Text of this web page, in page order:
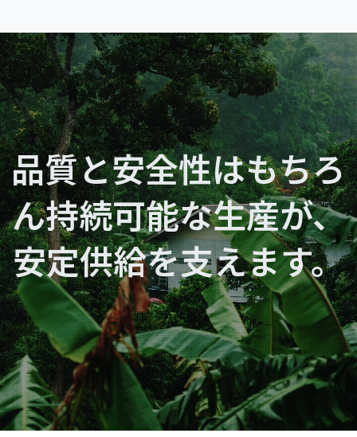
品質と安全性はもちろ
ん持続可能な生産が、
安定供給を支えます。